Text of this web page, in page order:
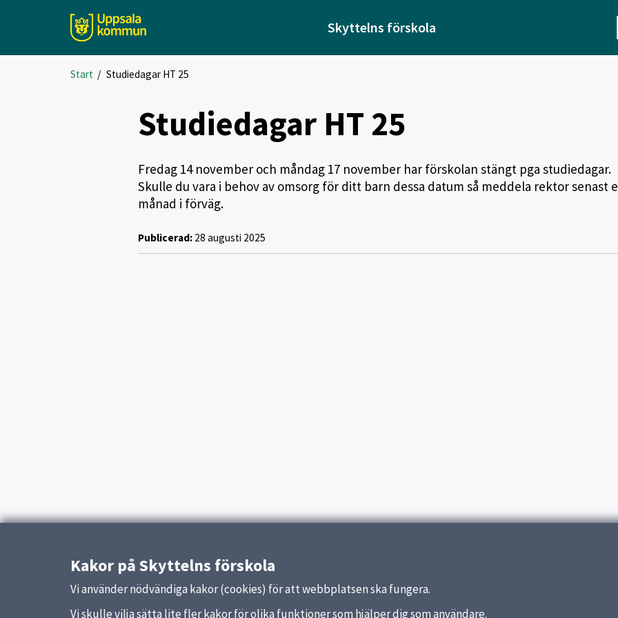
Skyttelns förskola
Start / Studiedagar HT 25
Studiedagar HT 25
Fredag 14 november och måndag 17 november har förskolan stängt pga studiedagar.
Skulle du vara i behov av omsorg för ditt barn dessa datum så meddela rektor senast
månad i förväg.
Publicerad:28 augusti 2025
Kakor på Skyttelns förskola
Vi använder nödvändiga kakor (cookies) för att webbplatsen ska fungera.
Vi skulle vilja sätta lite fler kakor för olika funktioner som hjälper dig som användare.